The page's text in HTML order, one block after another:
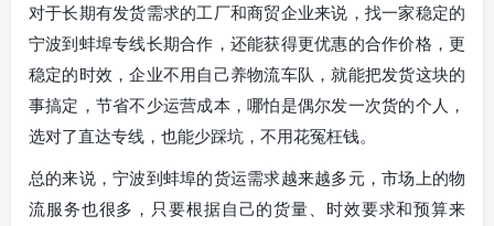
对于长期有发货需求的工厂和商贸企业来说，找一家稳定的
宁波到蚌埠专线长期合作，还能获得更优惠的合作价格，更
稳定的时效，企业不用自己养物流车队，就能把发货这块的
事搞定，节省不少运营成本，哪怕是偶尔发一次货的个人，
选对了直达专线，也能少踩坑，不用花冤枉钱。
总的来说，宁波到蚌埠的货运需求越来越多元，市场上的物
流服务也很多，只要根据自己的货量、时效要求和预算来